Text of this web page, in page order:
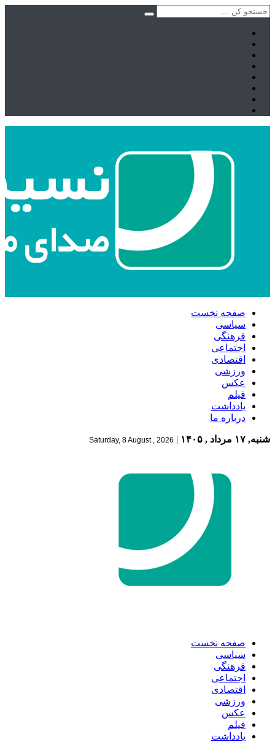
صفحه نخست
سیاسی
فرهنگی
اجتماعی
اقتصادی
ورزشی
عکس
فیلم
یادداشت
درباره ما
شنبه, ۱۷ مرداد , ۱۴۰۵ |
Saturday, 8 August , 2026
صفحه نخست
سیاسی
فرهنگی
اجتماعی
اقتصادی
ورزشی
عکس
فیلم
یادداشت